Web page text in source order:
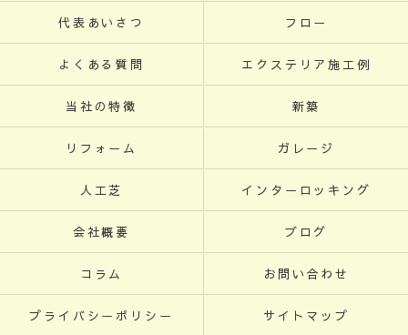
代表あいさつ フロー
よくある質問 エクステリア施工例
当社の特徴 新築
リフォーム ガレージ
人工芝 インターロッキング
会社概要 ブログ
コラム お問い合わせ
プライバシーポリシー サイトマップ